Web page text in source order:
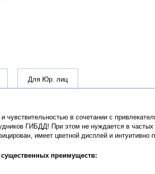
Для Юр. лиц
в сочетании с
ГИБДД! При этом не нуждается в
имеет цветной дисплей и интуитивно
преимуществ: